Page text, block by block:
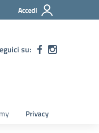
Accedi
su:
Privacy